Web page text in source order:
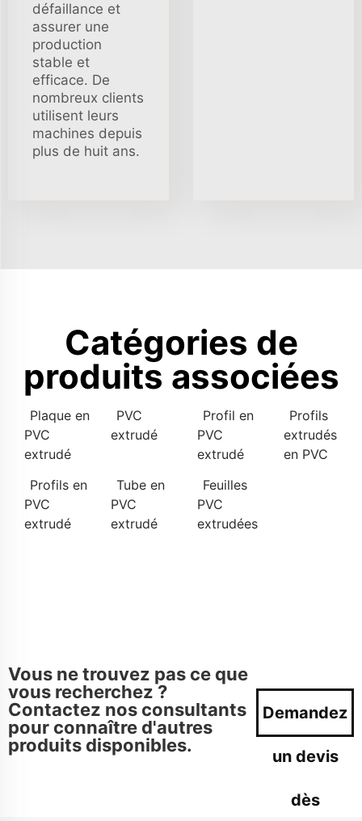
défaillance et
assurer une
production
stable et
efficace. De
nombreux clients
utilisent leurs
machines depuis
plus de huit ans.
Catégories de
produits associées
Plaque en
PVC
extrudé
PVC
extrudé
Profil en
PVC
extrudé
Profils
extrudés
en PVC
Profils en
PVC
extrudé
Tube en
PVC
extrudé
Feuilles
PVC
extrudées
Vous ne trouvez pas ce que
vous recherchez ?
Contactez nos consultants
pour connaître d'autres
produits disponibles.
Demandez
un devis
dès